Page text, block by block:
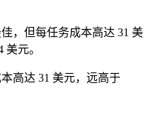
，但每任务成本高达 31 美
美元。
本高达 31 美元，远高于